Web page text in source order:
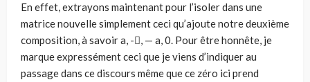
En effet, extrayons maintenant pour l’isoler dans une
matrice nouvelle simplement ceci qu’ajoute notre deuxième
composition, à savoir a, -, — a, 0. Pour être honnête, je
marque expressément ceci que je viens d’indiquer au
passage dans ce discours même que ce zéro ici prend